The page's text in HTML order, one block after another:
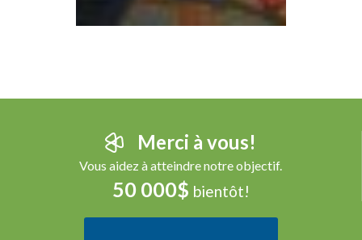
Merci à vous!
Vous aidez à atteindre notre objectif.
50 000$ bientôt!